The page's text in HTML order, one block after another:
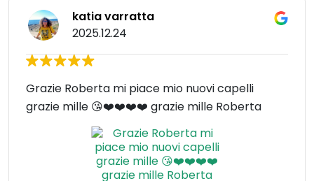
katia varratta
2025.12.24
Grazie Roberta mi piace mio nuovi capelli
grazie mille 😘❤️❤️❤️❤️ grazie mille Roberta